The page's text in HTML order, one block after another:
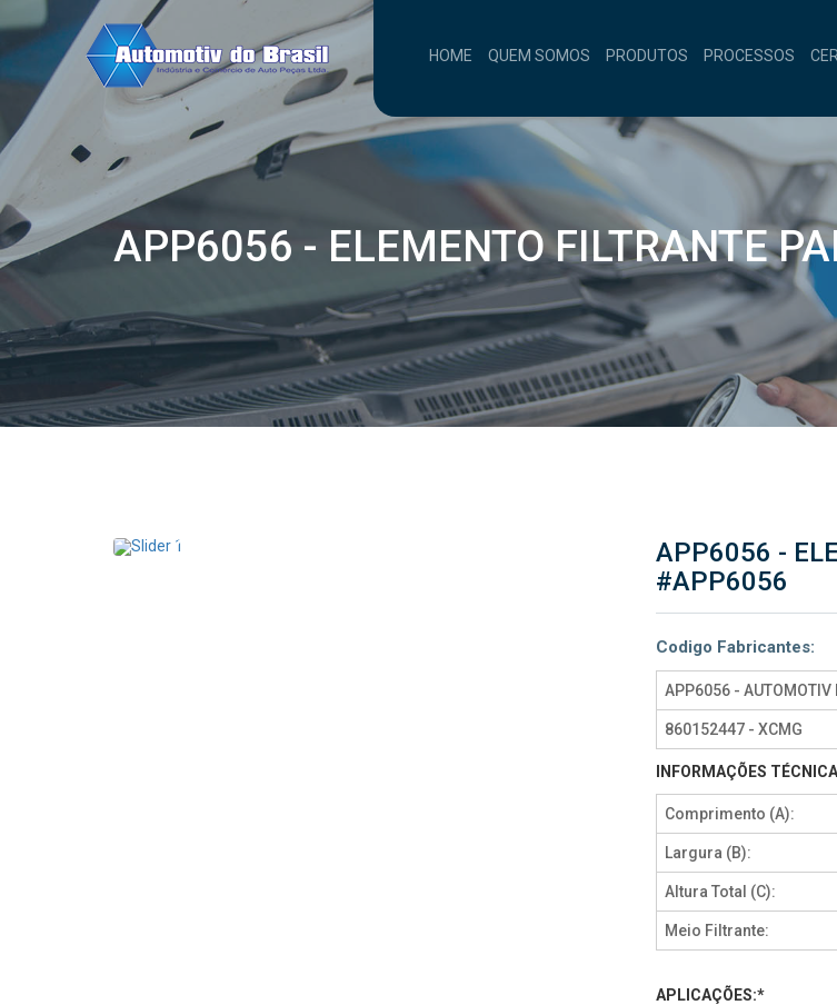
HOME QUEM SOMOS PRODUTOS PROCESSOS
APP6056 - ELEMENTO FILTRANTE
APP6056 -
#APP6056
Codigo Fabricantes:
APP6056 - AUTOMOTIV
860152447 - XCMG
INFORMAÇÕES
Comprimento (A):
Largura (B):
Altura Total (C):
Meio Filtrante:
APLICAÇÕES:*